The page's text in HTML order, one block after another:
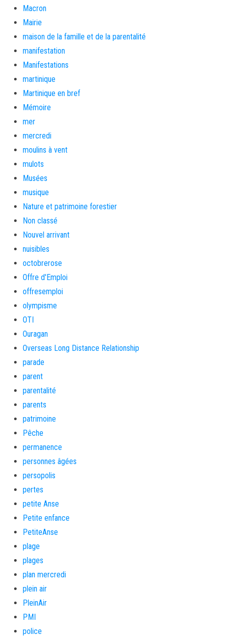
Macron
Mairie
maison de la famille et de la parentalité
manifestation
Manifestations
martinique
Martinique en bref
Mémoire
mer
mercredi
moulins à vent
mulots
Musées
musique
Nature et patrimoine forestier
Non classé
Nouvel arrivant
nuisibles
octobrerose
Offre d'Emploi
offresemploi
olympisme
OTI
Ouragan
Overseas Long Distance Relationship
parade
parent
parentalité
parents
patrimoine
Pêche
permanence
personnes âgées
persopolis
pertes
petite Anse
Petite enfance
PetiteAnse
plage
plages
plan mercredi
plein air
PleinAir
PMI
police